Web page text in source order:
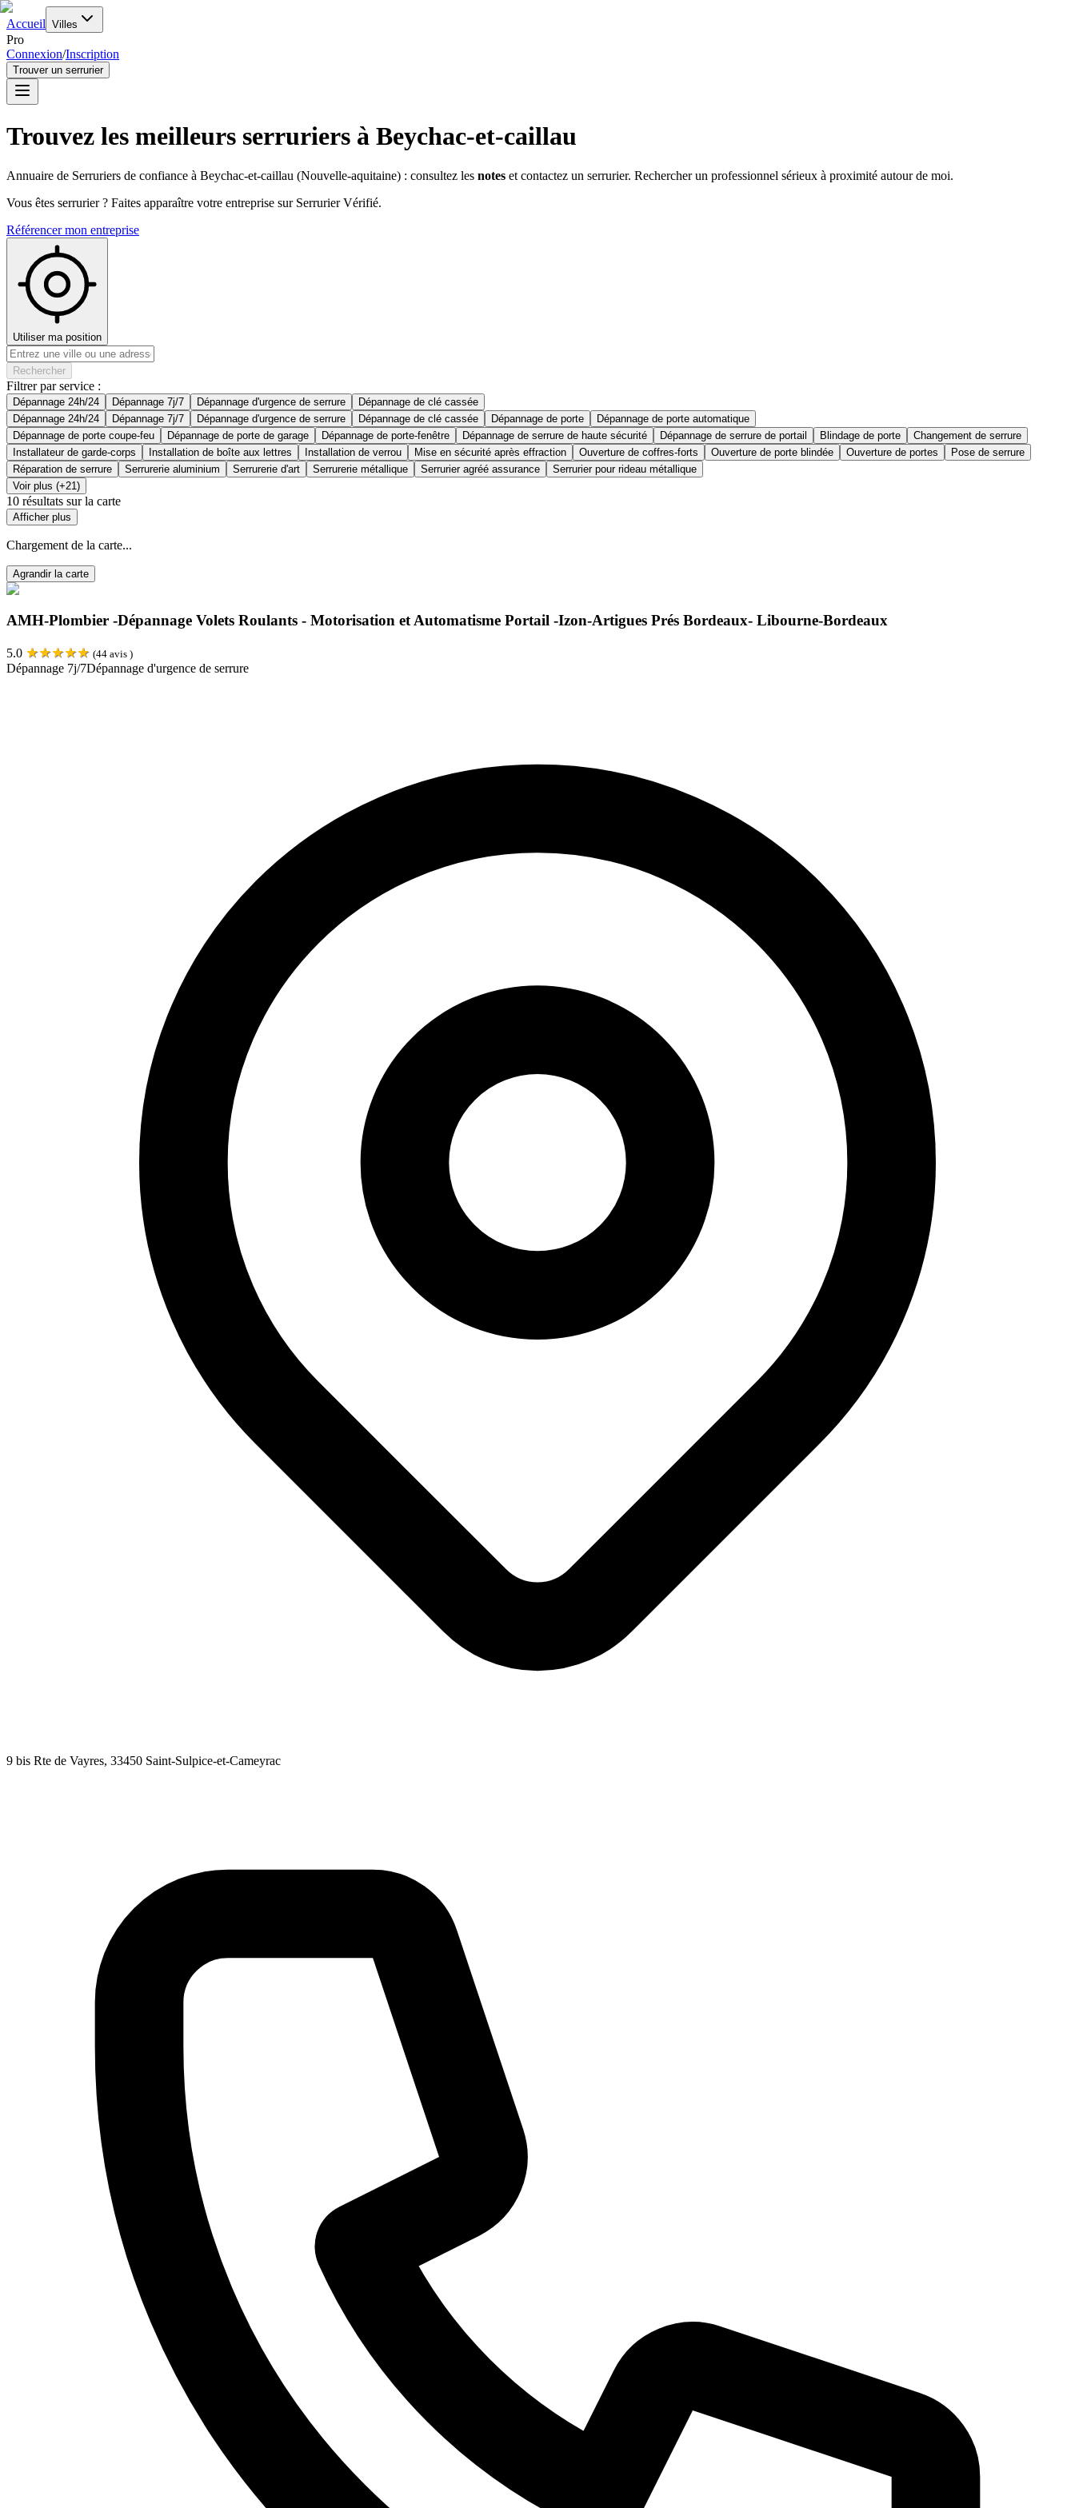
Accueil Villes
Pro
Connexion/Inscription
Trouver un serrurier
Trouvez les meilleurs serruriers à Beychac-et-caillau
Annuaire de Serruriers de confiance à Beychac-et-caillau (Nouvelle-aquitaine) : consultez les notes et contactez un serrurier. Rechercher un professionnel sérieux à proximité autour de moi.
Vous êtes serrurier ? Faites apparaître votre entreprise sur Serrurier Vérifié.
Référencer mon entreprise
Utiliser ma position
Rechercher
Filtrer par service :
Dépannage 24h/24 Dépannage 7j/7 Dépannage d'urgence de serrure
Dépannage de clé cassée
Dépannage 24h/24
Dépannage 7j/7 Dépannage d'urgence de serrure Dépannage de clé cassée Dépannage de porte
Dépannage de porte automatique
Dépannage de porte coupe-feu
Dépannage de porte de garage Dépannage de porte-fenêtre Dépannage de serrure de haute sécurité Dépannage de serrure de portail Blindage de porte
Changement de serrure
Installateur de garde-corps
Installation de boîte aux lettres Installation de verrou Mise en sécurité après effraction Ouverture de coffres-forts Ouverture de porte blindée Ouverture de portes
Pose de serrure
Réparation de serrure
Serrurerie aluminium Serrurerie d'art Serrurerie métallique Serrurier agréé assurance
Serrurier pour rideau métallique
Voir plus (+21)
10 résultats sur la carte
Afficher plus
Chargement de la carte...
Agrandir la carte
AMH-Plombier -Dépannage Volets Roulants - Motorisation et Automatisme Portail -Izon-Artigues Prés Bordeaux- Libourne-Bordeaux
5.0 ★★★★★ (44 avis )
Dépannage 7j/7Dépannage d'urgence de serrure
9 bis Rte de Vayres, 33450 Saint-Sulpice-et-Cameyrac